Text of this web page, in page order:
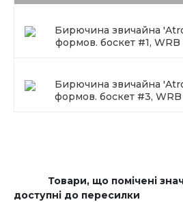
Бирючина звичайна
формов. боскет #1, WRB
Бирючина звичайна
формов. боскет #3, WRB
Товари, що помічені
доступні до пересилки